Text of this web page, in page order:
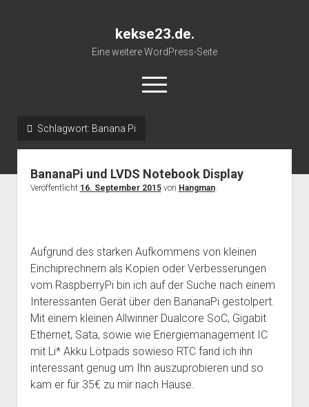
kekse23.de.
Eine weitere WordPress-Seite
open
menu
Schlagwort: Banana Pi
BananaPi und LVDS Notebook Display
Veröffentlicht 16. September 2015von Hangman.
Aufgrund des starken Aufkommens von kleinen
Einchiprechnern als Kopien oder Verbesserungen
vom RaspberryPi bin ich auf der Suche nach einem
Interessanten Gerät über den BananaPi gestolpert.
Mit einem kleinen Allwinner Dualcore SoC, Gigabit
Ethernet, Sata, sowie wie Energiemanagement IC
mit Li* Akku Lötpads sowieso RTC fand ich ihn
interessant genug um Ihn auszuprobieren und so
kam er für 35€ zu mir nach Hause.